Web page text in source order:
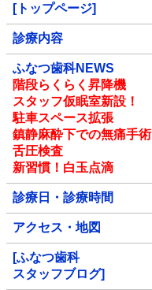
[トップページ]
診療内容
ふなつ歯科NEWS
階段らくらく昇降機
スタッフ仮眠室新設！
駐車スペース拡張
鎮静麻酔下での無痛手術
舌圧検査
新習慣！白玉点滴
診療日・診療時間
アクセス・地図
[ふなつ歯科
スタッフブログ]